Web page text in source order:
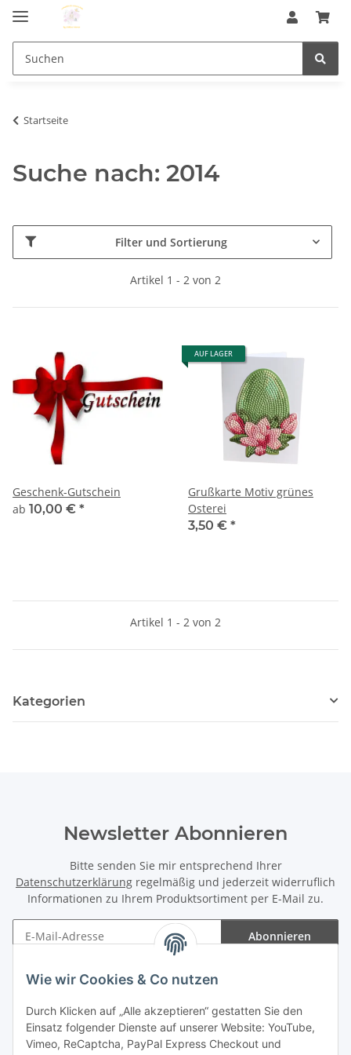
Wie wir Cookies & Co nutzen
Durch Klicken auf „Alle akzeptieren“ gestatten Sie den
Einsatz folgender Dienste auf unserer Website: YouTube,
Vimeo, ReCaptcha, PayPal Express Checkout und
Startseite
Suche nach: 2014
Filter und Sortierung
Artikel 1 - 2 von 2
Geschenk-Gutschein
ab 10,00 € *
AUF LAGER
Grußkarte Motiv grünes
Osterei
3,50 € *
Artikel 1 - 2 von 2
Kategorien
Newsletter Abonnieren
Bitte senden Sie mir entsprechend Ihrer
Datenschutzerklärung regelmäßig und jederzeit widerruflich
Informationen zu Ihrem Produktsortiment per E-Mail zu.
Abonnieren
Gesetzliche Informationen